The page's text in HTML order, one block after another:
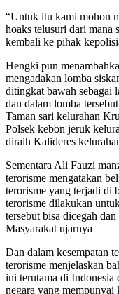
“Untuk itu kami mohon
hoaks telusuri dari mana
kembali ke pihak
Hengki pun
mengadakan lomba
ditingkat bawah sebagai
dan dalam lomba
Taman sari kelurahan
Polsek kebon jeruk
diraih Kalideres
Sementara Ali Fauzi
terorisme mengatakan
terorisme yang terjadi di
terorisme dilakukan
tersebut bisa dicegah
Masyarakat ujarnya
Dan dalam kesempatan
terorisme menjelaskan
ini terutama di Indonesia
negara yang mempunyai